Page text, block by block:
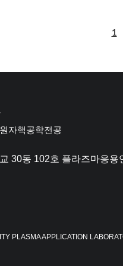
1
자핵공학전공
30동 102호 플라즈마응용
PLASMA APPLICATION